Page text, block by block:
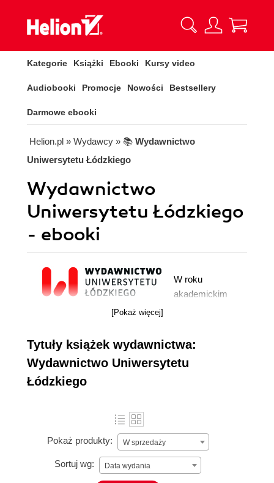
Kategorie Książki Ebooki Kursy video
Audiobooki Promocje Nowości Bestsellery
Darmowe ebooki
Helion.pl » Wydawcy » 📚 Wydawnictwo
Uniwersytetu Łódzkiego
Wydawnictwo
Uniwersytetu Łódzkiego
- ebooki
W roku
akademickim
którego zadaniem
naukowych,
dydaktycznych i
informacyjnych.
[Pokaż więcej]
Tytuły książek wydawnictwa:
Wydawnictwo Uniwersytetu
Łódzkiego
Pokaż produkty: W sprzedaży
Sortuj wg: Data wydania